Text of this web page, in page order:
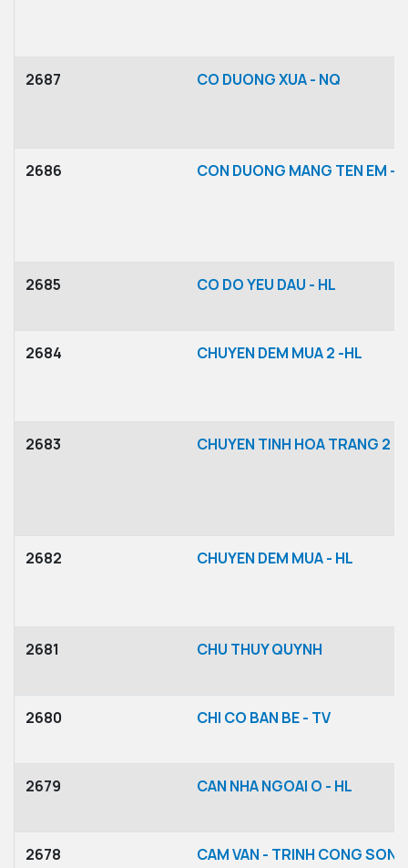
2687 CO DUONG XUA - NQ
2686 CON DUONG MANG TEN EM -
2685 CO DO YEU DAU - HL
2684 CHUYEN DEM MUA 2 -HL
2683 CHUYEN TINH HOA TRANG 2 -
2682 CHUYEN DEM MUA - HL
2681 CHU THUY QUYNH
2680 CHI CO BAN BE - TV
2679 CAN NHA NGOAI O - HL
2678 CAM VAN - TRINH CONG SON